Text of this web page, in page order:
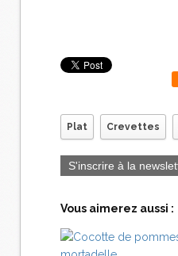
Plat Crevettes
S'inscrire à la
Vous aimerez aussi :